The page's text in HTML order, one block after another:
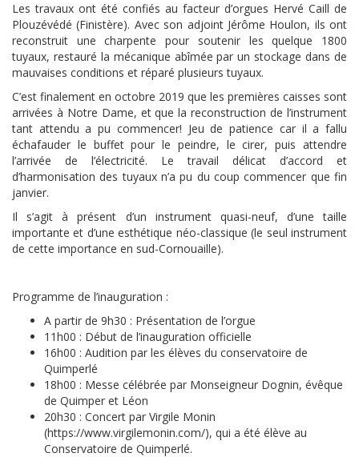
Les travaux ont été confiés au facteur d’orgues Hervé Caill de
Plouzévédé (Finistère). Avec son adjoint Jérôme Houlon, ils ont
reconstruit une charpente pour soutenir les quelque 1800
tuyaux, restauré la mécanique abîmée par un stockage dans de
mauvaises conditions et réparé plusieurs tuyaux.
C’est finalement en octobre 2019 que les premières caisses sont
arrivées à Notre Dame, et que la reconstruction de l’instrument
tant attendu a pu commencer! Jeu de patience car il a fallu
échafauder le buffet pour le peindre, le cirer, puis attendre
l’arrivée de l’électricité. Le travail délicat d’accord et
d’harmonisation des tuyaux n’a pu du coup commencer que fin
janvier.
Il s’agit à présent d’un instrument quasi-neuf, d’une taille
importante et d’une esthétique néo-classique (le seul instrument
de cette importance en sud-Cornouaille).
Programme de l’inauguration :
A partir de 9h30 : Présentation de l’orgue
11h00 : Début de l’inauguration officielle
16h00 : Audition par les élèves du conservatoire de
Quimperlé
18h00 : Messe célébrée par Monseigneur Dognin, évêque
de Quimper et Léon
20h30 : Concert par Virgile Monin
(https://www.virgilemonin.com/), qui a été élève au
Conservatoire de Quimperlé.